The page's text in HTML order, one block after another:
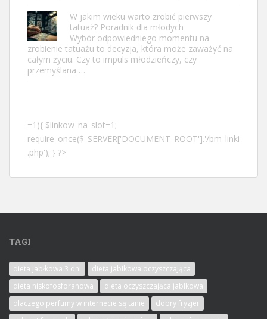
W jakim wieku warto zrobić pierwszy
tatuaż? Poradnik dla młodych
Wybór odpowiedniego momentu na
zrobienie tatuażu to decyzja, która może zaważyć na
całym życiu. Czy to impuls młodzieńczy, czy
przemyślana …
=1){ $linkow_na_slot=1;
require_once($_SERVER['DOCUMENT_ROOT'].'/bm_linki
.php'); } ?>
TAGI
dieta jabłkowa 3 dni
dieta jabłkowa oczyszczająca
dieta niskofosforanowa
dieta oczyszczająca jabłkowa
dlaczego perfumy w internecie są tanie
dobry fryzjer